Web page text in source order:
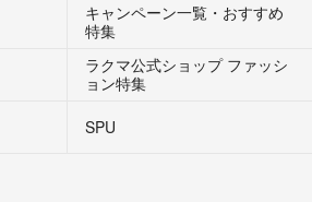
キャンペーン一覧・おすすめ
特集
ラクマ公式ショップ ファッシ
ョン特集
SPU